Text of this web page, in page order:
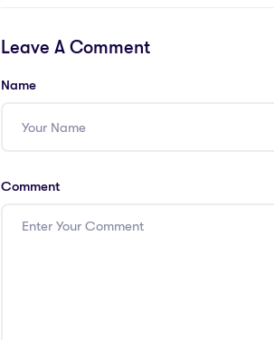
Leave A Comment
Name
Comment